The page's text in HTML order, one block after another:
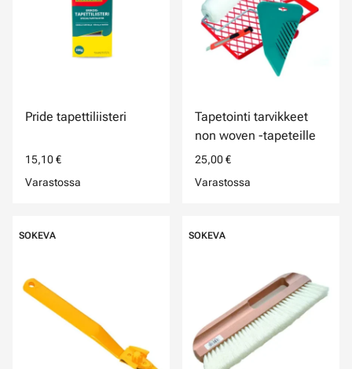
Pride tapettiliisteri
15,10 €
Varastossa
Tapetointi tarvikkeet
non woven -tapeteille
25,00 €
Varastossa
SOKEVA SOKEVA